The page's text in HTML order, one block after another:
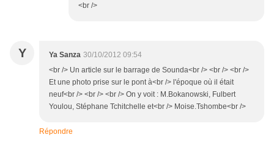
<br />
Y Ya Sanza 30/10/2012 09:54
<br /> Un article sur le barrage de Sounda<br /> <br /> <br />
Et une photo prise sur le pont à<br /> l'époque où il était
neuf<br /> <br /> <br /> On y voit : M.Bokanowski, Fulbert
Youlou, Stéphane Tchitchelle et<br /> Moise.Tshombe<br />
Répondre